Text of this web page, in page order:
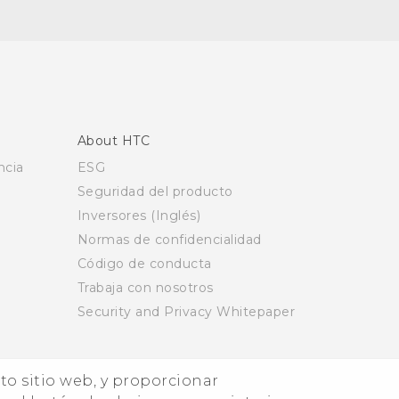
sitio web, y proporcionar
About HTC
ESG
Seguridad del producto
Inversores (Inglés)
Normas de confidencialidad
Código de conducta
Trabaja con nosotros
Security and Privacy Whitepaper